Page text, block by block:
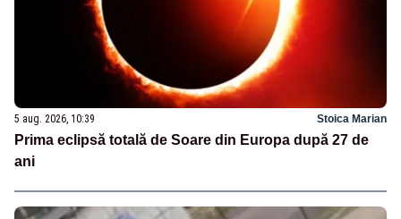
5 aug. 2026, 10:39 Stoica Marian
Prima eclipsă totală de Soare din Europa după 27 de
ani